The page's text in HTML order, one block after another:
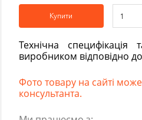
Купити
Технічна
виробником відповідно
Фото товару на сайті може
консультанта.